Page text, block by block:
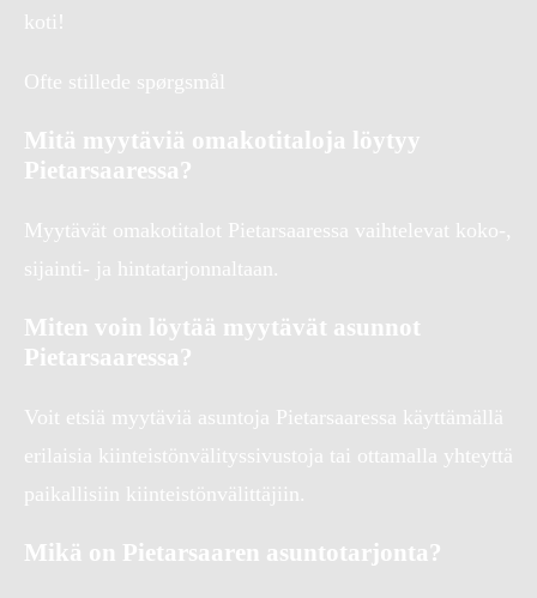
koti!
Ofte stillede spørgsmål
Mitä myytäviä omakotitaloja löytyy
Pietarsaaressa?
Myytävät omakotitalot Pietarsaaressa vaihtelevat koko-,
sijainti- ja hintatarjonnaltaan.
Miten voin löytää myytävät asunnot
Pietarsaaressa?
Voit etsiä myytäviä asuntoja Pietarsaaressa käyttämällä
erilaisia kiinteistönvälityssivustoja tai ottamalla yhteyttä
paikallisiin kiinteistönvälittäjiin.
Mikä on Pietarsaaren asuntotarjonta?